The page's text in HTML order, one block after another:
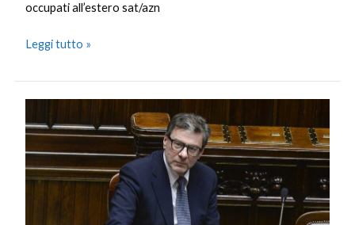
occupati all’estero sat/azn
Leggi tutto »
Giorgetti
l’aumento
della